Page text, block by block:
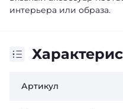
интерьера или образа.
Артикул